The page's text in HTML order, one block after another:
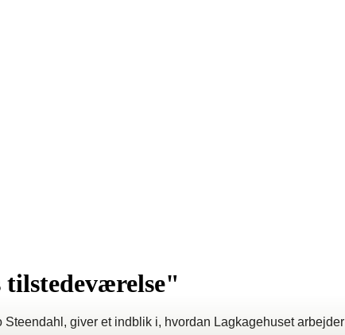
tilstedeværelse"
giver et indblik i, hvordan Lagkagehuset arbejder